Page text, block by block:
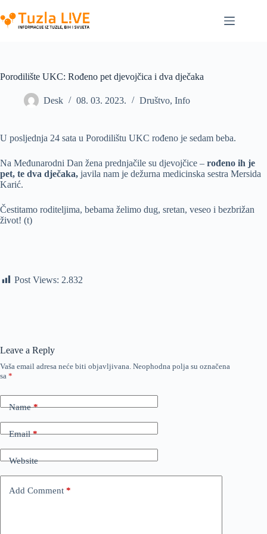
to
content
Porodilište UKC: Rođeno pet djevojčica i dva dječaka
Desk 08. 03. 2023. Društvo, Info
U posljednja 24 sata u Porodilištu UKC rođeno je sedam beba.
Na Međunarodni Dan žena prednjačile su djevojčice – rođeno ih je
pet, te dva dječaka, javila nam je dežurna medicinska sestra Mersida
Karić.
Čestitamo roditeljima, bebama želimo dug, sretan, veseo i bezbrižan
život! (t)
Post Views: 2.832
Leave a Reply
Vaša email adresa neće biti objavljivana. Neophodna polja su označena
sa *
Name*
Email*
Website
Add Comment *